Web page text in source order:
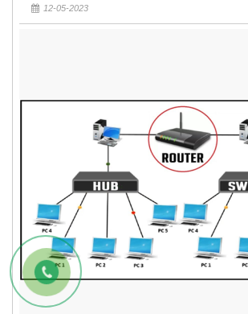
12-05-2023